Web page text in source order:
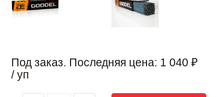
Под заказ. Последняя цена: 1 040 ₽
/ уп